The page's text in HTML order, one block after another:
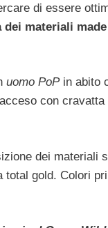
di essere
dei materiali
uomo PoPin abito
con cravatta
dei materiali
gold. Colori